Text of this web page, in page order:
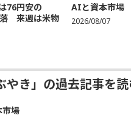
76円安の
来週は米物
AIと資本市場
2026/08/07
やき」の過去記事を
場